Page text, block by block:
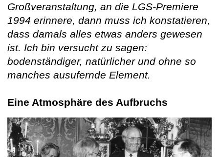
Großveranstaltung, an die LGS-Premiere
1994 erinnere, dann muss ich konstatieren,
dass damals alles etwas anders gewesen
ist. Ich bin versucht zu sagen:
bodenständiger, natürlicher und ohne so
manches ausufernde Element.
Eine Atmosphäre des Aufbruchs